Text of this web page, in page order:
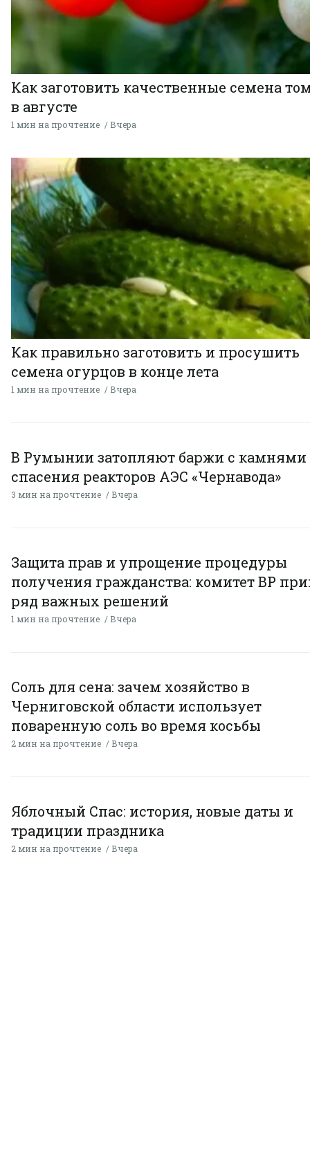
Как заготовить качественные семена
в августе
1 мин на прочтение Вчера
Как правильно заготовить и просушить
семена огурцов в конце лета
1 мин на прочтение Вчера
В Румынии затопляют баржи с камнями
спасения реакторов АЭС «Чернавода»
3 мин на прочтение Вчера
Защита прав и упрощение процедуры
получения гражданства: комитет ВР
ряд важных решений
1 мин на прочтение Вчера
Соль для сена: зачем хозяйство в
Черниговской области использует
поваренную соль во время косьбы
2 мин на прочтение Вчера
Яблочный Спас: история, новые даты и
традиции праздника
2 мин на прочтение Вчера